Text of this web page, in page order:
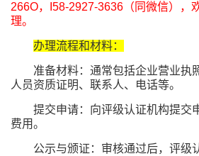
266O，I58-2927-3636（同微信），
理。
办理流程和材料：
准备材料：通常包括企业营业执
人员资质证明、联系人、电话等。
提交申请：向评级认证机构提交
费用。
公示与颁证：审核通过后，评级